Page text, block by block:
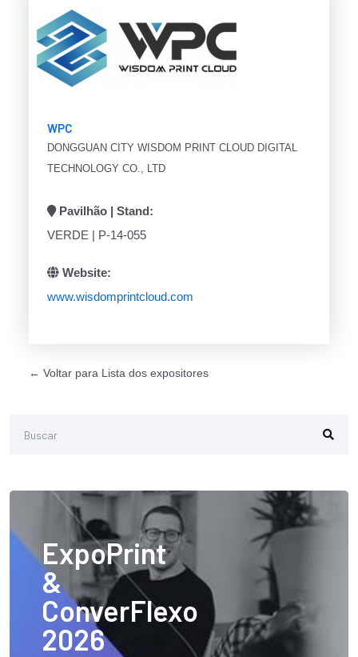
WPC
DONGGUAN CITY WISDOM PRINT CLOUD DIGITAL
TECHNOLOGY CO., LTD
Pavilhão | Stand:
VERDE | P-14-055
Website:
www.wisdomprintcloud.com
← Voltar para Lista dos expositores
ExpoPrint
&
ConverFlexo
2026